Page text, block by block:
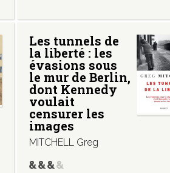
Les tunnels de
la liberté : les
évasions sous
le mur de Berlin,
dont Kennedy
voulait
censurer les
images
MITCHELL Greg